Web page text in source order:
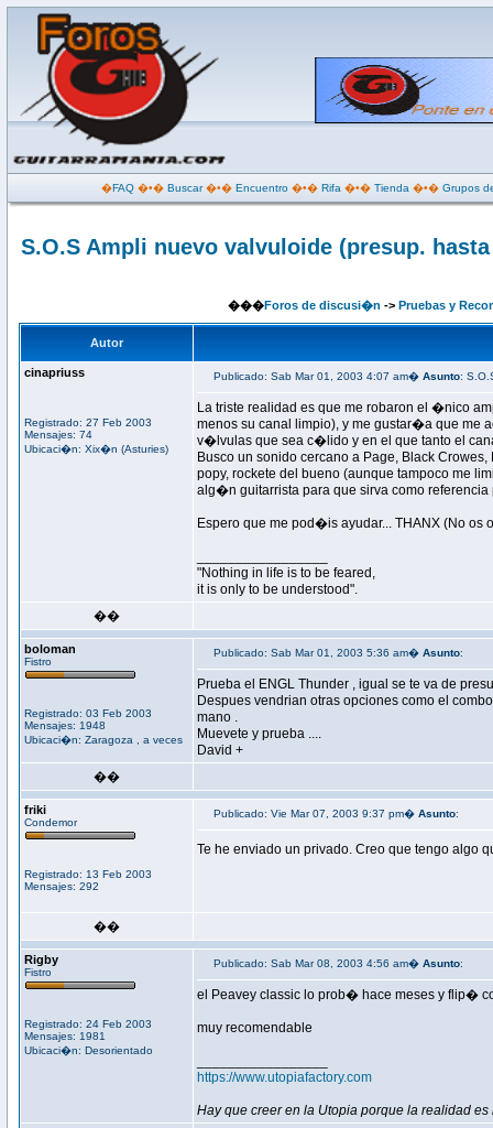
�FAQ�•� Buscar�•� Encuentro�•� Rifa �•� Tienda �•� Grupos
S.O.S Ampli nuevo valvuloide (presup.
���Foros de discusi�n -> Pruebas y
Autor
cinapriuss
Registrado: 27 Feb 2003
Mensajes: 74
Ubicaci�n: Xix�n (Asturies)
Publicado: Sab Mar 01, 2003 4:07 am� Asunto:
La triste realidad es que me robaron el �nico
menos su canal limpio), y me gustar�a que
v�lvulas que sea c�lido y en el que tanto el
Busco un sonido cercano a Page, Black
popy, rockete del bueno (aunque tampoco me
alg�n guitarrista para que sirva como
Espero que me pod�is ayudar... THANX (No os
"Nothing in life is to be feared,
it is only to be understood".
��
boloman
Fistro
Registrado: 03 Feb 2003
Mensajes: 1948
Ubicaci�n: Zaragoza , a veces
Publicado: Sab Mar 01, 2003 5:36 am� Asunto:
Prueba el ENGL Thunder , igual se te va de
Despues vendrian otras opciones como el
mano .
Muevete y prueba ....
David +
��
friki
Condemor
Registrado: 13 Feb 2003
Mensajes: 292
Publicado: Vie Mar 07, 2003 9:37 pm� Asunto:
Te he enviado un privado. Creo que tengo algo
��
Rigby
Fistro
Registrado: 24 Feb 2003
Mensajes: 1981
Ubicaci�n: Desorientado
Publicado: Sab Mar 08, 2003 4:56 am� Asunto:
el Peavey classic lo prob� hace meses y flip�
muy recomendable
https://www.utopiafactory.com
Hay que creer en la Utopia porque la realidad es